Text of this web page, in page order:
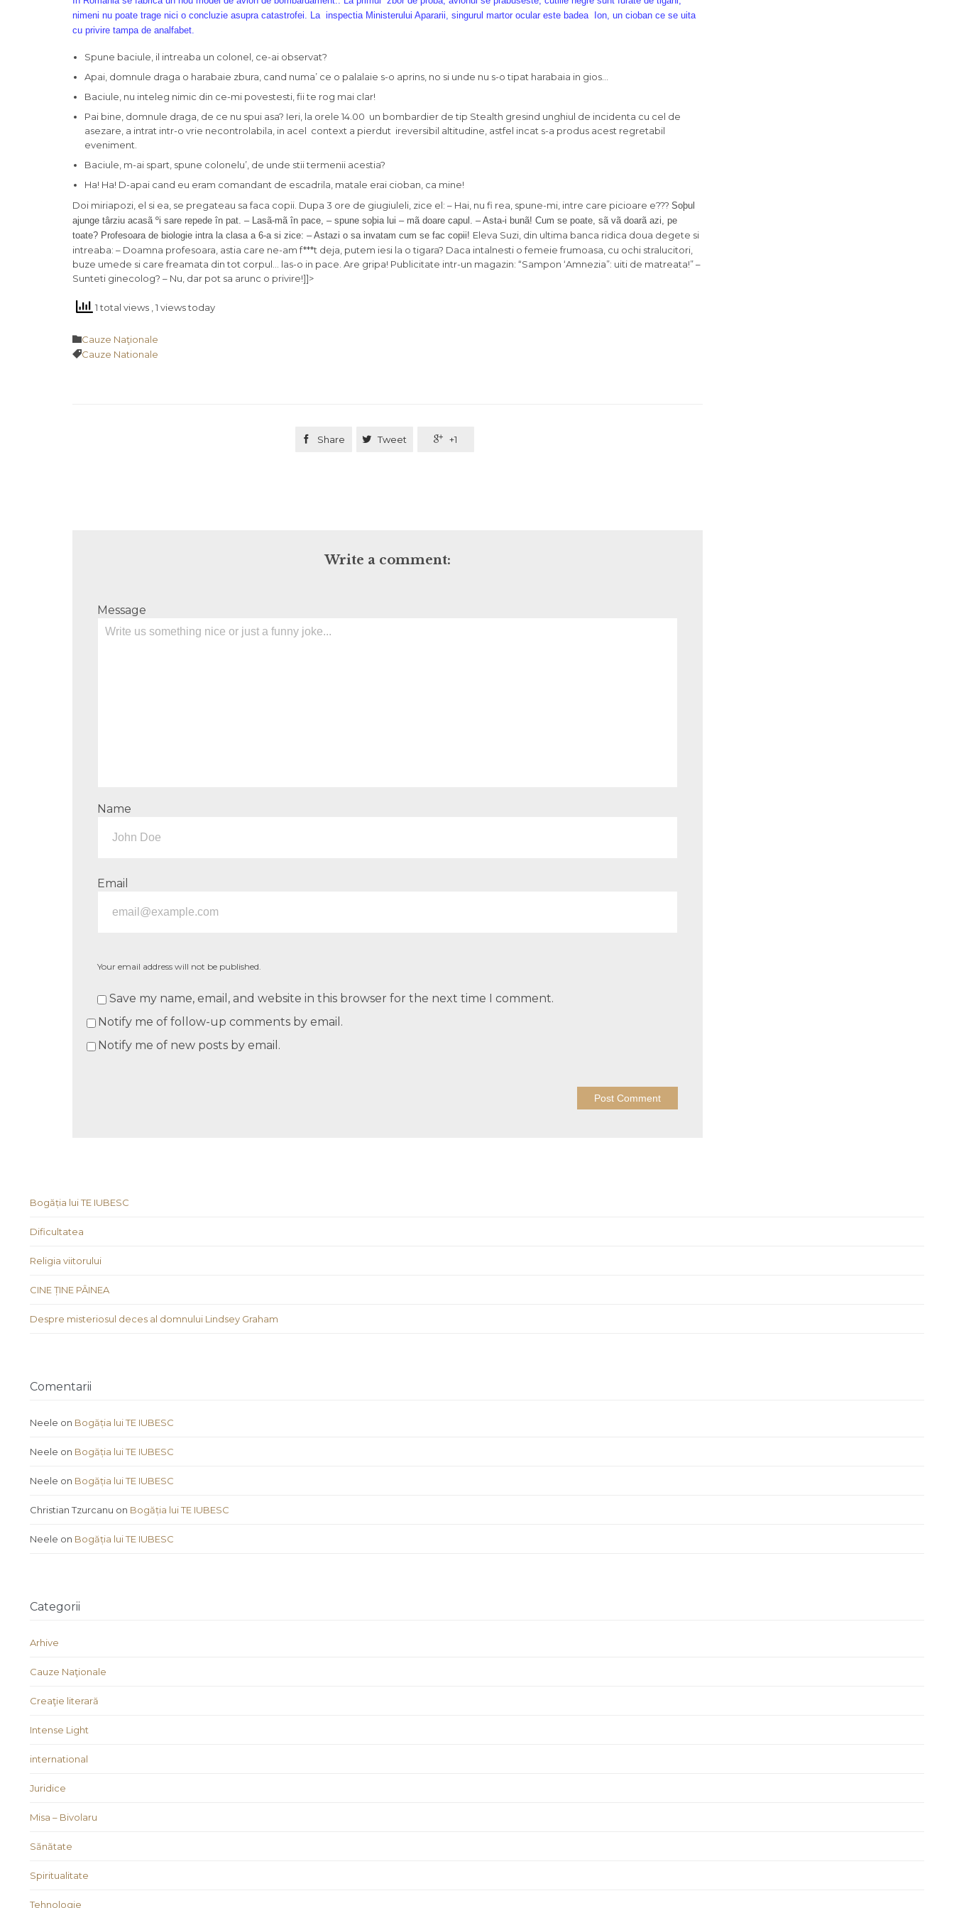
nimeni nu poate trage nici o concluzie asupra catastrofei. La inspectia Ministerului Apararii, singurul martor ocular este badea Ion, un cioban ce se uita
cu privire tampa de analfabet.
Spune baciule, il intreaba un colonel, ce-ai observat?
Apai, domnule draga o harabaie zbura, cand numa’ ce o palalaie s-o aprins, no si unde nu s-o tipat harabaia in gios…
Baciule, nu inteleg nimic din ce-mi povestesti, fii te rog mai clar!
Pai bine, domnule draga, de ce nu spui asa? Ieri, la orele 14.00 un bombardier de tip Stealth gresind unghiul de incidenta cu cel de
asezare, a intrat intr-o vrie necontrolabila, in acel context a pierdut ireversibil altitudine, astfel incat s-a produs acest regretabil
eveniment.
Baciule, m-ai spart, spune colonelu’, de unde stii termenii acestia?
Ha! Ha! D-apai cand eu eram comandant de escadrila, matale erai cioban, ca mine!
Doi miriapozi, el si ea, se pregateau sa faca copii. Dupa 3 ore de giugiuleli, zice el: – Hai, nu fi rea, spune-mi, intre care picioare e??? Soþul
ajunge târziu acasã ºi sare repede în pat. – Lasã-mã în pace, – spune soþia lui – mã doare capul. – Asta-i bunã! Cum se poate, sã vã doarã azi, pe
toate? Profesoara de biologie intra la clasa a 6-a si zice: – Astazi o sa invatam cum se fac copii! Eleva Suzi, din ultima banca ridica doua degete si
intreaba: – Doamna profesoara, astia care ne-am f***t deja, putem iesi la o tigara? Daca intalnesti o femeie frumoasa, cu ochi stralucitori,
buze umede si care freamata din tot corpul… las-o in pace. Are gripa! Publicitate intr-un magazin: “Sampon ‘Amnezia”: uiti de matreata!” –
Sunteti ginecolog? – Nu, dar pot sa arunc o privire!]]>
1 total views , 1 views today
Category
Cauze Naţionale
Tags
Cauze Nationale
 Share  Tweet  +1
Write a comment:
Message
Name
Email
Your email address will not be published.
Save my name, email, and website in this browser for the next time I comment.
Notify me of follow-up comments by email.
Notify me of new posts by email.
Bogăția lui TE IUBESC
Dificultatea
Religia viitorului
CINE ȚINE PÂINEA
Despre misteriosul deces al domnului Lindsey Graham
Comentarii
Neele on Bogăția lui TE IUBESC
Neele on Bogăția lui TE IUBESC
Neele on Bogăția lui TE IUBESC
Christian Tzurcanu on Bogăția lui TE IUBESC
Neele on Bogăția lui TE IUBESC
Categorii
Arhive
Cauze Naţionale
Creaţie literară
Intense Light
international
Juridice
Misa – Bivolaru
Sănătate
Spiritualitate
Tehnologie